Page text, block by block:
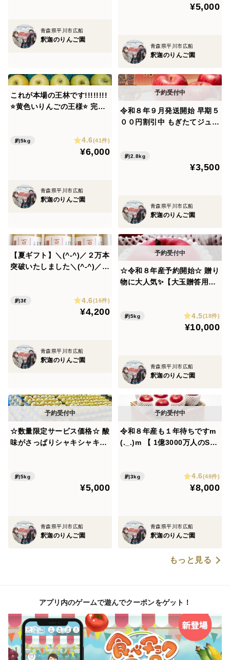
青森県平川市広船
釈迦のりんご園
¥5,000
青森県平川市広船
釈迦のりんご園
これが本場の王林です!!!!!!!!
⭐黄色いりんごの王様⭐ 完
約5kg 4.6(41件)
¥6,000
青森県平川市広船
釈迦のりんご園
令和８年９月発送開始 早期５
００円割引中 もぎたてジュー
約2.8kg
¥3,500
青森県平川市広船
釈迦のりんご園
【夏ギフト】＼(^-^)／２万本
突破いたしました＼(^-^)／
リットル 3本
約3ℓ 4.6(16件)
¥4,200
青森県平川市広船
釈迦のりんご園
☆令和８年産予約開始☆ 贈り
物に大人気✨【大玉贈答用】
約5kg 4.5(18件)
¥10,000
青森県平川市広船
釈迦のりんご園
☆数量限定サービス価格☆ 酸
味がさっぱりシャキシャキ食
ド 家庭用５kg 〈〈お友
達とシェア購入の方にオスス
約5kg
¥5,000
青森県平川市広船
釈迦のりんご園
令和８年産も１年待ちですm
(._.)m 【 1億3000万人のSH
し❗見映えよし❗特選大玉シナ
ノスイート ３kg７ー９個
約3kg 4.6(48件)
¥8,000
青森県平川市広船
釈迦のりんご園
もっと見る
アプリ内のゲームで遊んでクーポンをゲット！